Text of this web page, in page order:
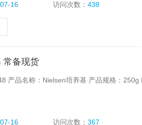
16 访问次数：438
常备现货
产品名称：Nielsen培养基 产品规格：250g
16 访问次数：367